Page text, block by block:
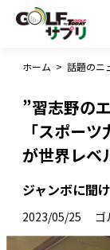
ホーム > 話題のニ
”習志野の
「スポー
が世界レベ
ジャンボに聞
2023/05/25 ゴ